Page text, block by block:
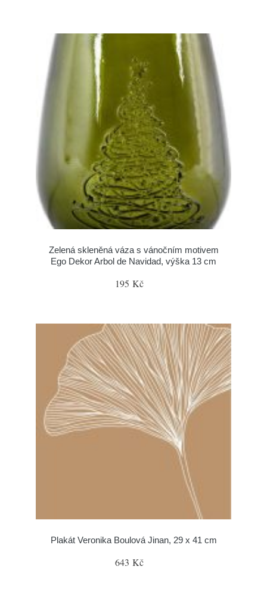
Zelená skleněná váza s vánočním motivem
Ego Dekor Arbol de Navidad, výška 13 cm
195 Kč
Plakát Veronika Boulová Jinan, 29 x 41 cm
643 Kč